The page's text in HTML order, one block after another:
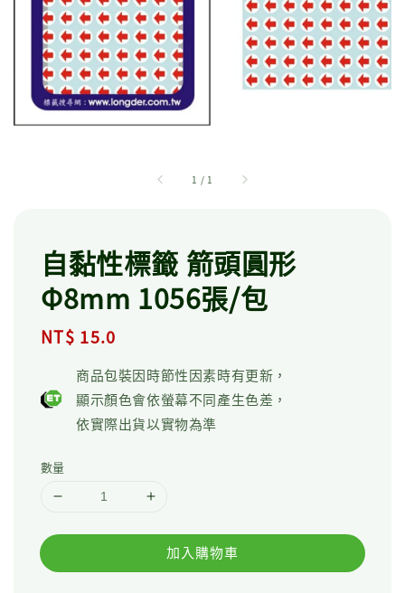
1 / 1
自黏性標籤 箭頭圓形
Φ8mm 1056張/包
Regular
NT$ 15.0
商品包裝因時節性因素時有更新，
顯示顏色會依螢幕不同產生色差，
依實際出貨以實物為準
數量
加入購物車